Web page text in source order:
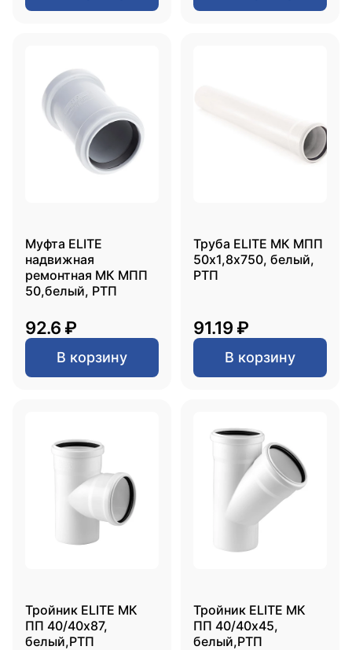
Муфта ELITE
надвижная
ремонтная МК МПП
50,белый, РТП
92.6 ₽
В корзину
Труба ELITE МК МПП
50х1,8х750, белый,
РТП
91.19 ₽
В корзину
Тройник ELITE МК
ПП 40/40х87,
белый,РТП
Тройник ELITE МК
ПП 40/40х45,
белый,РТП